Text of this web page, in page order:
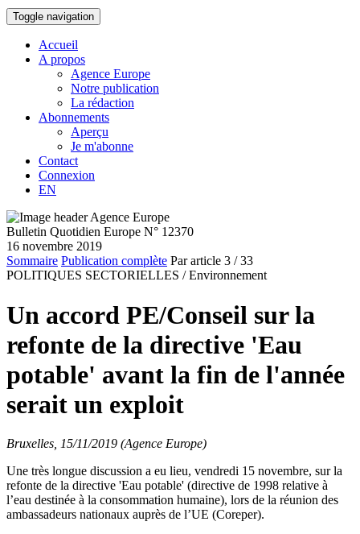
Toggle navigation
Accueil
A propos
Agence Europe
Notre publication
La rédaction
Abonnements
Aperçu
Je m'abonne
Contact
Connexion
EN
Bulletin Quotidien Europe N° 12370
16 novembre 2019
Sommaire Publication complète Par article 3 / 33
POLITIQUES SECTORIELLES / Environnement
Un accord PE/Conseil sur la
refonte de la directive 'Eau
potable' avant la fin de l'année
serait un exploit
Bruxelles, 15/11/2019 (Agence Europe)
Une très longue discussion a eu lieu, vendredi 15 novembre, sur la
refonte de la directive 'Eau potable' (directive de 1998 relative à
l’eau destinée à la consommation humaine), lors de la réunion des
ambassadeurs nationaux auprès de l’UE (Coreper).